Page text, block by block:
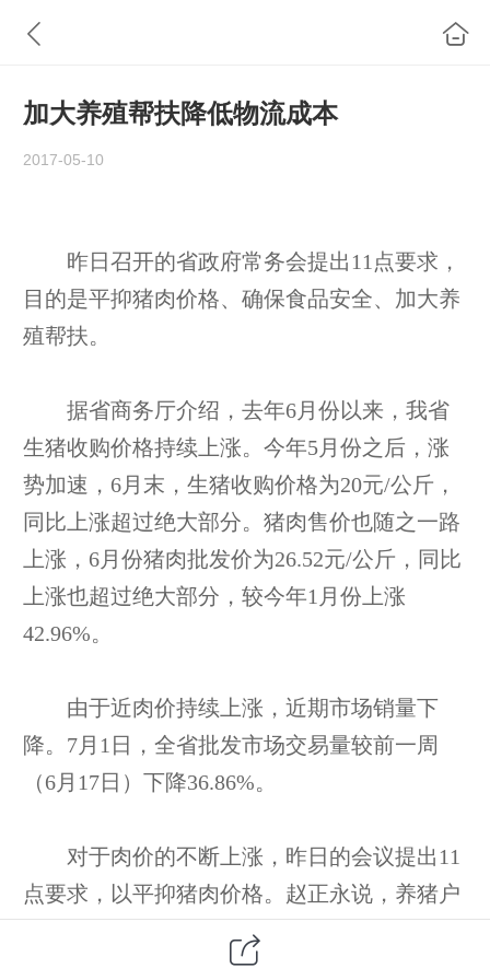
加大养殖帮扶降低物流成本
2017-05-10
昨日召开的省政府常务会提出11点要求，
目的是平抑猪肉价格、确保食品安全、加大养
殖帮扶。
据省商务厅介绍，去年6月份以来，我省
生猪收购价格持续上涨。今年5月份之后，涨
势加速，6月末，生猪收购价格为20元/公斤，
同比上涨超过绝大部分。猪肉售价也随之一路
上涨，6月份猪肉批发价为26.52元/公斤，同比
上涨也超过绝大部分，较今年1月份上涨
42.96%。
由于近肉价持续上涨，近期市场销量下
降。7月1日，全省批发市场交易量较前一周
（6月17日）下降36.86%。
对于肉价的不断上涨，昨日的会议提出11
点要求，以平抑猪肉价格。赵正永说，养猪户
对于猪肉价的大范围波动，“也是提心吊胆，
他们也希望市场稳定，不希望价格大起大